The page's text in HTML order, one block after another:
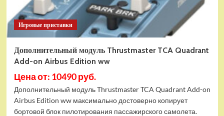
Игровые приставки
Дополнительный модуль Thrustmaster TCA Quadrant
Add-on Airbus Edition ww
Цена от: 10490 руб.
Дополнительный модуль Thrustmaster TCA Quadrant Add-on
Airbus Edition ww максимально достоверно копирует
бортовой блок пилотирования пассажирского самолета.